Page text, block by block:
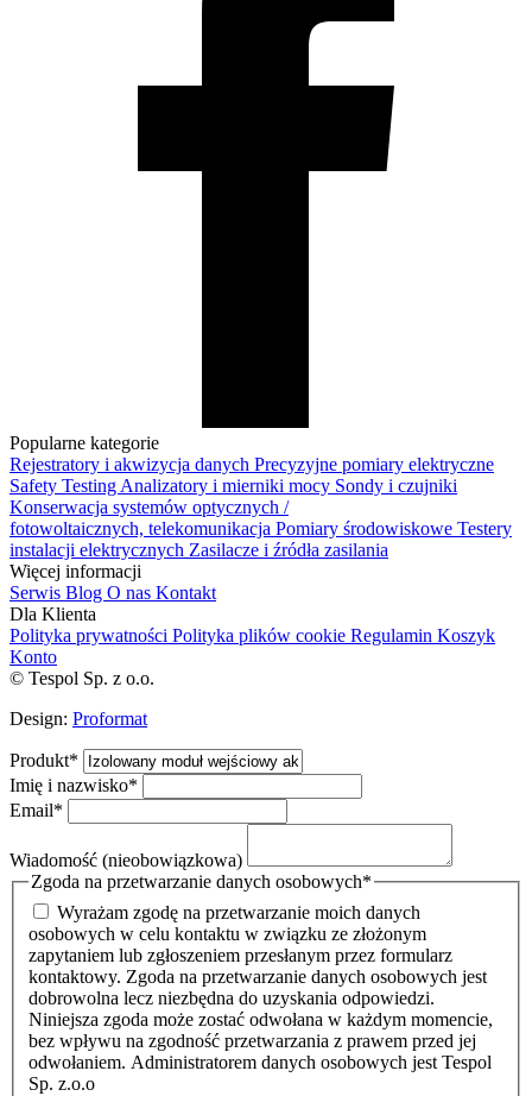
Popularne kategorie
Rejestratory i akwizycja danych Precyzyjne pomiary elektryczne
Safety TestingAnalizatory i mierniki mocy Sondy i czujniki
Konserwacja systemów optycznych /
fotowoltaicznych, telekomunikacja Pomiary środowiskowe Testery
instalacji elektrycznych Zasilacze i źródła zasilania
Więcej informacji
Serwis Blog O nas Kontakt
Dla Klienta
Polityka prywatności Polityka plików cookie Regulamin Koszyk
Konto
© Tespol Sp. z o.o.
Design: Proformat
Produkt*
Imię i nazwisko*
Email*
Wiadomość (nieobowiązkowa)
Zgoda na przetwarzanie danych osobowych*
Wyrażam zgodę na przetwarzanie moich danych
osobowych w celu kontaktu w związku ze złożonym
zapytaniem lub zgłoszeniem przesłanym przez formularz
kontaktowy. Zgoda na przetwarzanie danych osobowych jest
dobrowolna lecz niezbędna do uzyskania odpowiedzi.
Niniejsza zgoda może zostać odwołana w każdym momencie,
bez wpływu na zgodność przetwarzania z prawem przed jej
odwołaniem. Administratorem danych osobowych jest Tespol
Sp. z.o.o